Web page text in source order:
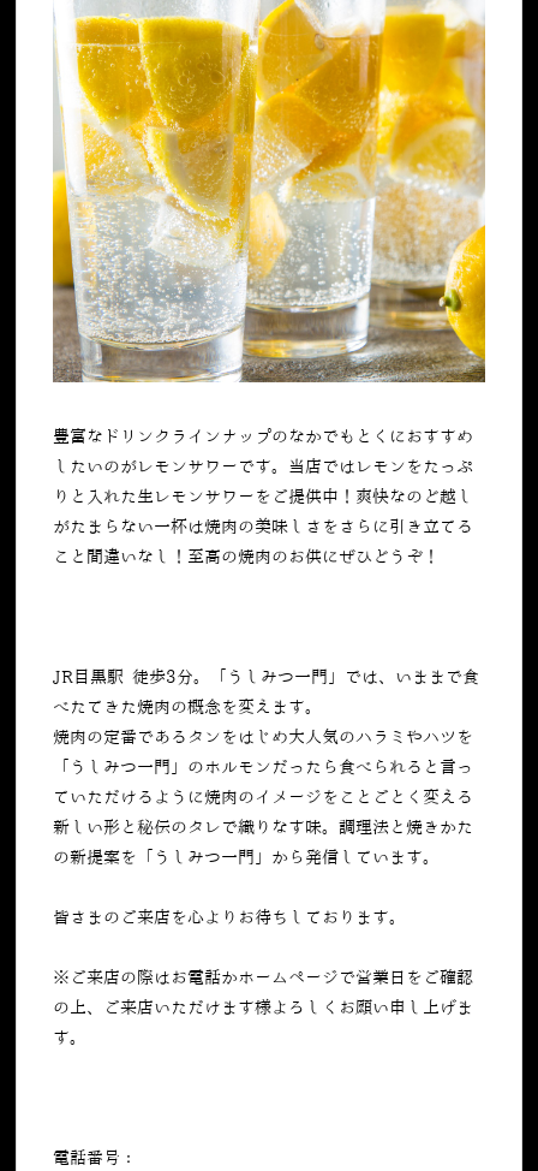
豊富なドリンクラインナップのなかでもとくにおすすめ
したいのがレモンサワーです。当店ではレモンをたっぷ
りと入れた生レモンサワーをご提供中！爽快なのど越し
がたまらない一杯は焼肉の美味しさをさらに引き立てる
こと間違いなし！至高の焼肉のお供にぜひどうぞ！
JR目黒駅 徒歩3分。「うしみつ一門」では、いままで食
べたてきた焼肉の概念を変えます。
焼肉の定番であるタンをはじめ大人気のハラミやハツを
「うしみつ一門」のホルモンだったら食べられると言っ
ていただけるように焼肉のイメージをことごとく変える
新しい形と秘伝のタレで織りなす味。調理法と焼きかた
の新提案を「うしみつ一門」から発信しています。
皆さまのご来店を心よりお待ちしております。
※ご来店の際はお電話かホームページで営業日をご確認
の上、ご来店いただけます様よろしくお願い申し上げま
す。
電話番号：